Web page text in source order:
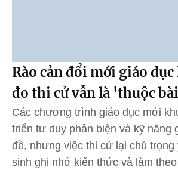
Rào cản đổi mới giáo
đo thi cử vẫn là 'thuộc
Các chương trình giáo dục mới
triển tư duy phản biện và kỹ năng
đề, nhưng việc thi cử lại chú trọng
sinh ghi nhớ kiến thức và làm